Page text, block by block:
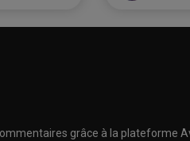
grâce à la plateforme